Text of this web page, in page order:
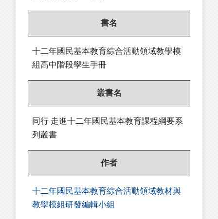
書名
十二年國民基本教育綜合活動領域教學模
組高中階段學生手冊
叢書名
同行 走進十二年國民基本教育課程綱要系
列叢書
作者
十二年國民基本教育綜合活動領域教材與
教學模組研發編輯小組